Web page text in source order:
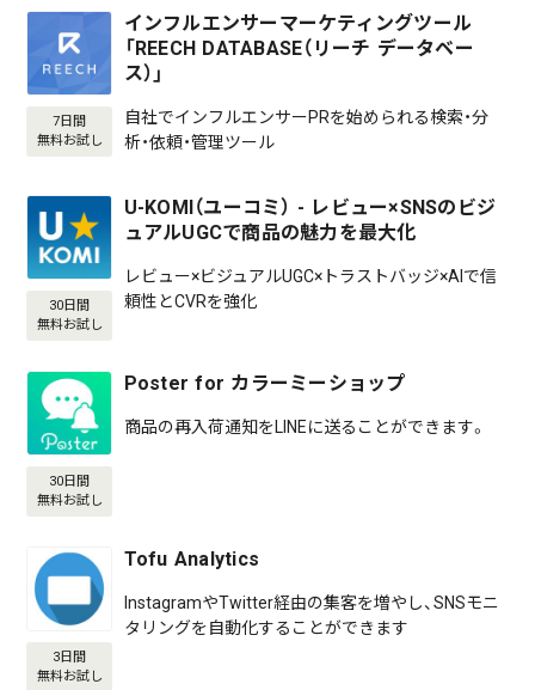
7日間
無料お試し
インフルエンサーマーケティングツール
「REECH DATABASE（リーチ データベー
ス）」
自社でインフルエンサーPRを始められる検索・分
析・依頼・管理ツール
30日間
無料お試し
U-KOMI（ユーコミ） - レビュー×SNSのビジ
ュアルUGCで商品の魅力を最大化
レビュー×ビジュアルUGC×トラストバッジ×AIで信
頼性とCVRを強化
30日間
無料お試し
Poster for カラーミーショップ
商品の再入荷通知をLINEに送ることができます。
3日間
無料お試し
Tofu Analytics
InstagramやTwitter経由の集客を増やし、SNSモニ
タリングを自動化することができます